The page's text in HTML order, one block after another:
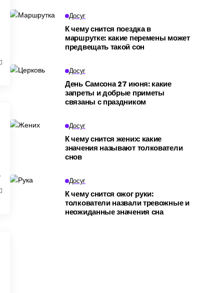
Досуг
К чему снится поездка в
маршрутке: какие перемены может
предвещать такой сон
Досуг
День Самсона 27 июня: какие
запреты и добрые приметы
связаны с праздником
Досуг
К чему снится жених: какие
значения называют толкователи
снов
Досуг
К чему снится ожог руки:
толкователи назвали тревожные и
неожиданные значения сна